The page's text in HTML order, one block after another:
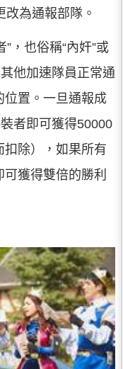
為通報部隊。
，也俗稱“內奸”或
他加速隊員正常通
位置。一旦通報成
者即可獲得50000
扣除），如果所有
獲得雙倍的勝利